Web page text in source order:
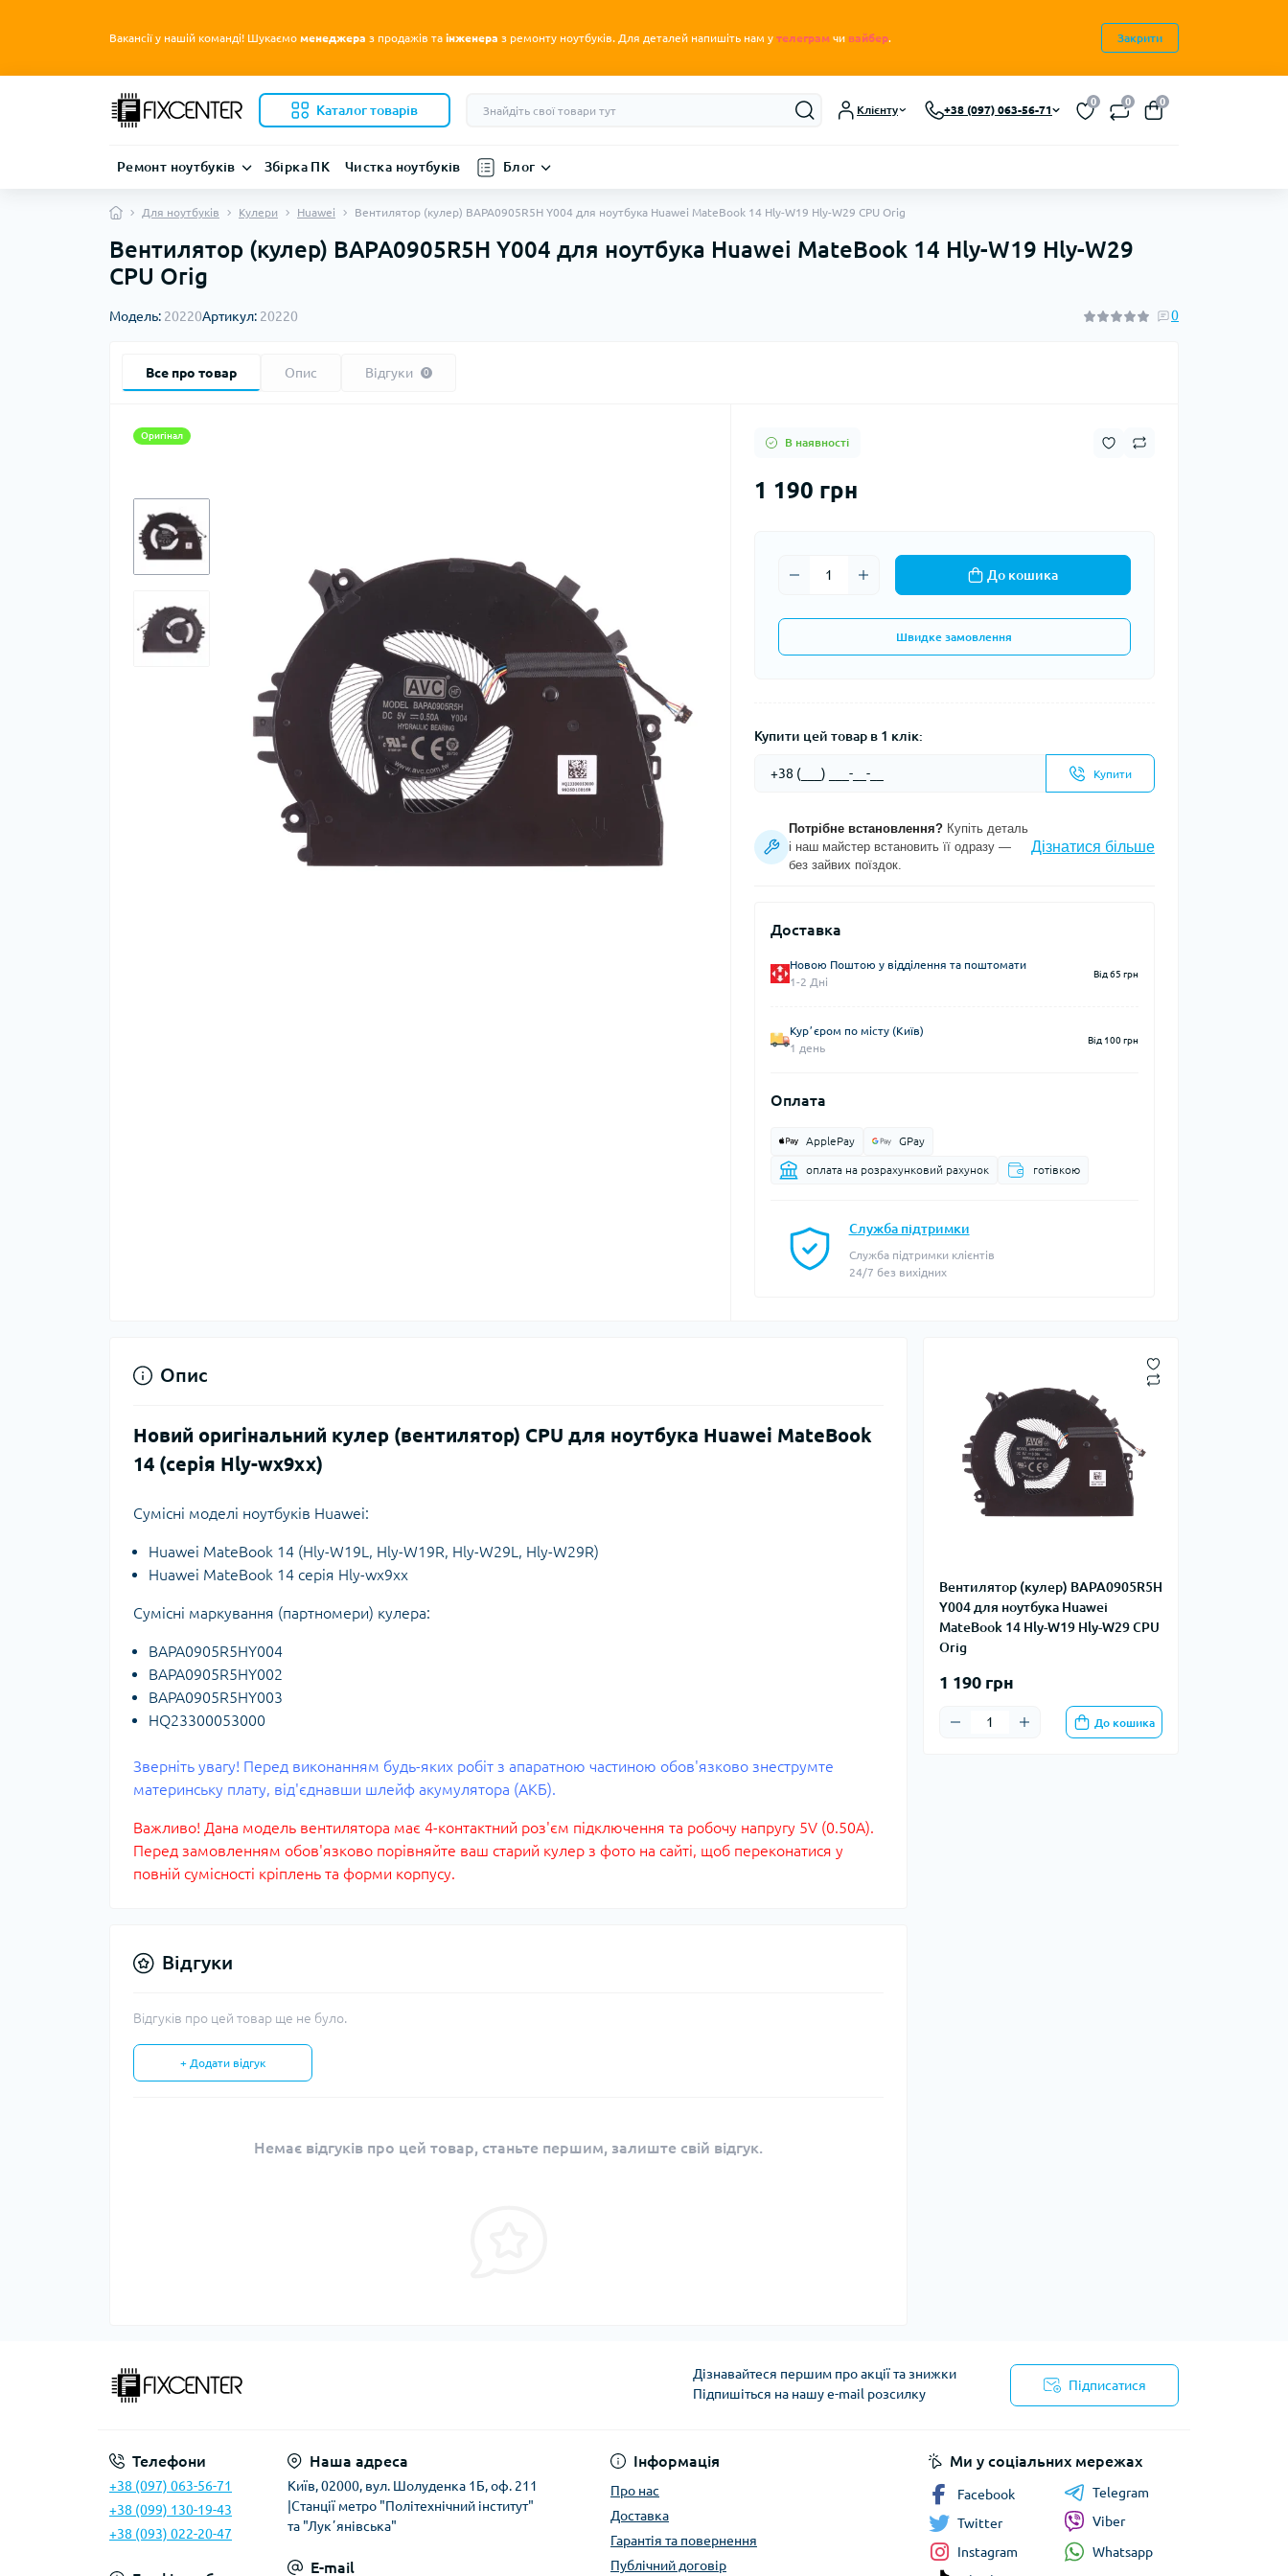
Вакансії у нашій команді! Шукаємо менеджера з продажів та інженера з ремонту ноутбуків. Для деталей напишіть нам у телеграм чи вайбер. Закрити
Каталог товарів Клієнту +38 (097) 063-56-71
0 0 0
Ремонт ноутбуків Збірка ПК Чистка ноутбуків Блог
Для ноутбуків Кулери Huawei Вентилятор (кулер) BAPA0905R5H Y004 для ноутбука Huawei MateBook 14 Hly-W19 Hly-W29 CPU Orig
Вентилятор (кулер) BAPA0905R5H Y004 для ноутбука Huawei MateBook 14 Hly-W19 Hly-W29
CPU Orig
Модель: 20220Артикул: 20220 0
Все про товар Опис Відгуки 0
Оригінал
В наявності
1 190 грн
До кошика
Швидке замовлення
Купити цей товар в 1 клік:
Купити
Потрібне встановлення?Купіть деталь
і наш майстер встановить її одразу —
без зайвих поїздок.
Дізнатися більше
Доставка
Новою Поштою у відділення та поштомати
1-2 Дні
Від 65 грн
Курʼєром по місту (Київ)
1 день
Від 100 грн
Оплата
ApplePay GPay
оплата на розрахунковий рахунок готівкою
Служба підтримки
Служба підтримки клієнтів
24/7 без вихідних
Вентилятор (кулер) BAPA0905R5H
Y004 для ноутбука Huawei
MateBook 14 Hly-W19 Hly-W29 CPU
Orig
1 190 грн
До кошика
Опис
Новий оригінальний кулер (вентилятор) CPU для ноутбука Huawei MateBook
14 (серія Hly-wx9xx)
Сумісні моделі ноутбуків Huawei:
Huawei MateBook 14 (Hly-W19L, Hly-W19R, Hly-W29L, Hly-W29R)
Huawei MateBook 14 серія Hly-wx9xx
Сумісні маркування (партномери) кулера:
BAPA0905R5HY004
BAPA0905R5HY002
BAPA0905R5HY003
HQ23300053000
Зверніть увагу! Перед виконанням будь-яких робіт з апаратною частиною обов'язково знеструмте
материнську плату, від'єднавши шлейф акумулятора (АКБ).
Важливо! Дана модель вентилятора має 4-контактний роз'єм підключення та робочу напругу 5V (0.50A).
Перед замовленням обов'язково порівняйте ваш старий кулер з фото на сайті, щоб переконатися у
повній сумісності кріплень та форми корпусу.
Відгуки
Відгуків про цей товар ще не було.
+ Додати відгук
Немає відгуків про цей товар, станьте першим, залиште свій відгук.
Дізнавайтеся першим про акції та знижки
Підпишіться на нашу e-mail розсилку
Підписатися
Телефони
+38 (097) 063-56-71
+38 (099) 130-19-43
+38 (093) 022-20-47
Наша адреса
Київ, 02000, вул. Шолуденка 1Б, оф. 211
|Станції метро "Політехнічний інститут"
та "Лукʼянівська"
E-mail
Інформація
Про нас
Доставка
Гарантія та повернення
Публічний договір
Ми у соціальних мережах
Facebook
Twitter
Instagram
Telegram
Viber
Whatsapp